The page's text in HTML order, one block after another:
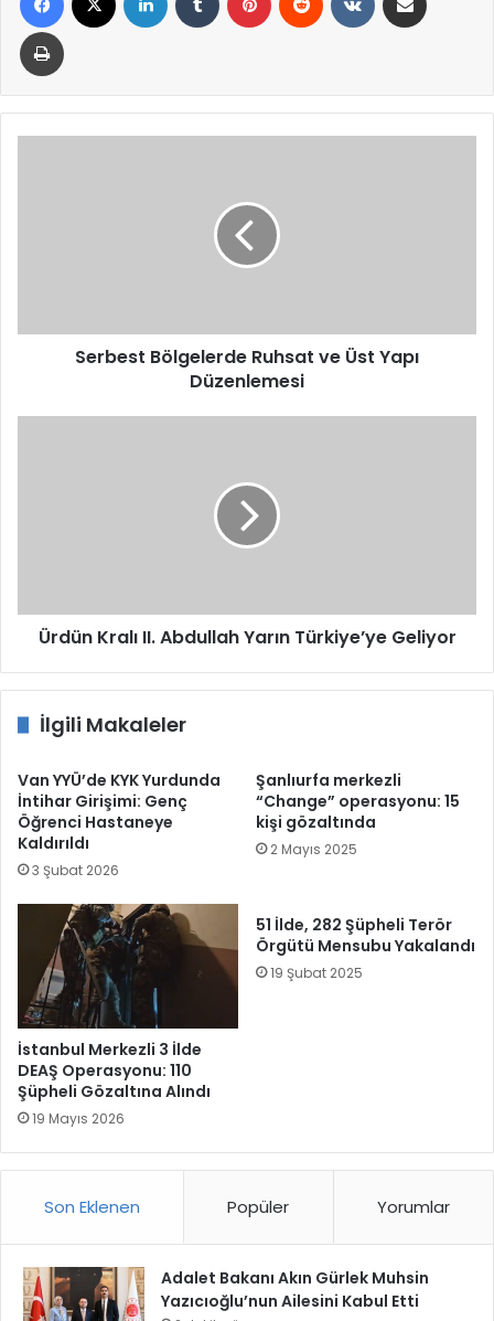
Yazdır
Serbest Bölgelerde Ruhsat ve Üst Yapı
Düzenlemesi
Ürdün Kralı II. Abdullah Yarın Türkiye’ye Geliyor
İlgili Makaleler
Van YYÜ’de KYK Yurdunda
İntihar Girişimi: Genç
Öğrenci Hastaneye
Kaldırıldı
3 Şubat 2026
Şanlıurfa merkezli
“Change” operasyonu: 15
kişi gözaltında
2 Mayıs 2025
İstanbul Merkezli 3 İlde
DEAŞ Operasyonu: 110
Şüpheli Gözaltına Alındı
19 Mayıs 2026
51 İlde, 282 Şüpheli Terör
Örgütü Mensubu Yakalandı
19 Şubat 2025
Son Eklenen Popüler Yorumlar
Adalet Bakanı Akın Gürlek Muhsin
Yazıcıoğlu’nun Ailesini Kabul Etti